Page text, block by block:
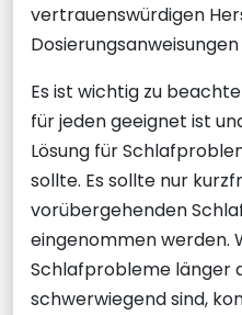
vertrauenswürdigen
Es ist wichtig zu
für jeden geeignet ist
Lösung für
sollte. Es sollte nur
vorübergehenden
eingenommen werden.
Schlafprobleme länger
schwerwiegend sind,